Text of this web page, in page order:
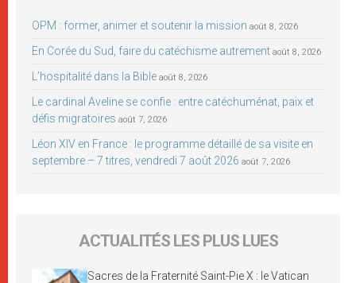
OPM : former, animer et soutenir la mission août 8, 2026
En Corée du Sud, faire du catéchisme autrement août 8, 2026
L’hospitalité dans la Bible août 8, 2026
Le cardinal Aveline se confie : entre catéchuménat, paix et
défis migratoires août 7, 2026
Léon XIV en France : le programme détaillé de sa visite en
septembre – 7 titres, vendredi 7 août 2026 août 7, 2026
ACTUALITÉS LES PLUS LUES
Sacres de la Fraternité Saint-Pie X : le Vatican